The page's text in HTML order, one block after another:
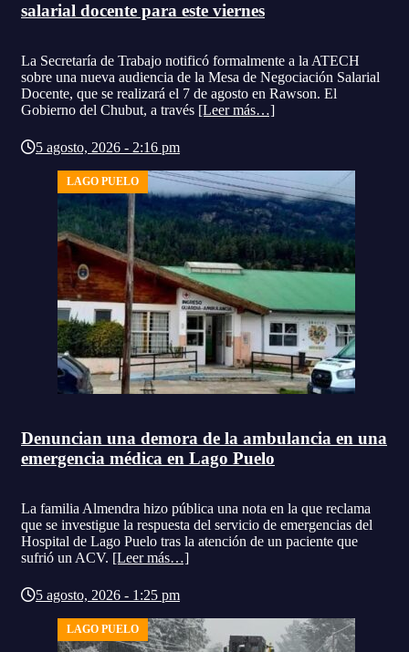
salarial docente para este viernes
5 agosto, 2026 - 2:16 pm
La Secretaría de Trabajo notificó formalmente a la ATECH
sobre una nueva audiencia de la Mesa de Negociación Salarial
Docente, que se realizará el 7 de agosto en Rawson. El
Gobierno del Chubut, a través [Leer más…]
LAGO PUELO
Denuncian una demora de la ambulancia en una
emergencia médica en Lago Puelo
5 agosto, 2026 - 1:25 pm
La familia Almendra hizo pública una nota en la que reclama
que se investigue la respuesta del servicio de emergencias del
Hospital de Lago Puelo tras la atención de un paciente que
sufrió un ACV. [Leer más…]
LAGO PUELO